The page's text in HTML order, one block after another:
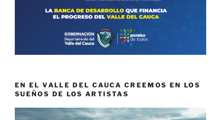
EN EL VALLE DEL CAUCA CREEMOS EN LOS
SUEÑOS DE LOS ARTISTAS
Reproductor